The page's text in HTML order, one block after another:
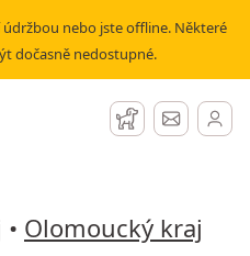
nebo jste offline. Některé
dočasně nedostupné.
Hlídací pes
Zprávy
pohybu v mapě
• Olomoucký kraj